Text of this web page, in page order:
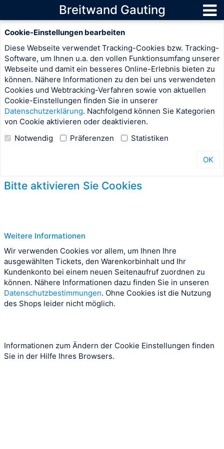
Breitwand Gauting
Cookie-Einstellungen bearbeiten
Diese Webseite verwendet Tracking-Cookies bzw. Tracking-
Software, um Ihnen u.a. den vollen Funktionsumfang unserer
Webseite und damit ein besseres Online-Erlebnis bieten zu
können. Nähere Informationen zu den bei uns verwendeten
Cookies und Webtracking-Verfahren sowie von aktuellen
Cookie-Einstellungen finden Sie in unserer
Datenschutzerklärung. Nachfolgend können Sie Kategorien
von Cookie aktivieren oder deaktivieren.
Notwendig
Präferenzen Statistiken
OK
Bitte aktivieren Sie Cookies
Weitere Informationen
Wir verwenden Cookies vor allem, um Ihnen Ihre
ausgewählten Tickets, den Warenkorbinhalt und Ihr
Kundenkonto bei einem neuen Seitenaufruf zuordnen zu
können. Nähere Informationen dazu finden Sie in unseren
Datenschutzbestimmungen. Ohne Cookies ist die Nutzung
des Shops leider nicht möglich.
Informationen zum Ändern der Cookie Einstellungen finden
Sie in der Hilfe Ihres Browsers.